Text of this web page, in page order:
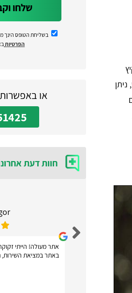
שלחו
בשליחת הטופס הינך
הפרטיות
או
חוות דעת
אתר מעולה! הייתי
באתר במציאת
ועכברים